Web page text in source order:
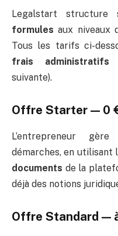
Legalstart
formules aux niveaux
Tous les tarifs ci-
frais administratifs
suivante).
Offre Starter — 0
L’entrepreneur
démarches, en utilisant
documents de la
déjà des notions
Offre Standard —